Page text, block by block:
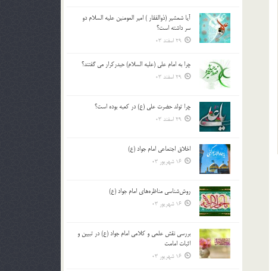
آیا شمشیر (ذوالفقار ) امیر المومنین علیه السلام دو
سر داشته است؟
29 اسفند 03
چرا به امام علی (علیه السلام) حیدرکرار می گفتند؟
29 اسفند 03
چرا تولد حضرت علی (ع) در کعبه بوده است؟
29 اسفند 03
اخلاق اجتماعی امام جواد (ع)
16 شهریور 03
روش‌شناسی مناظره‌های امام جواد (ع)
16 شهریور 03
بررسی نقش علمی و کلامی امام جواد (ع) در تبیین و
اثبات امامت
16 شهریور 03